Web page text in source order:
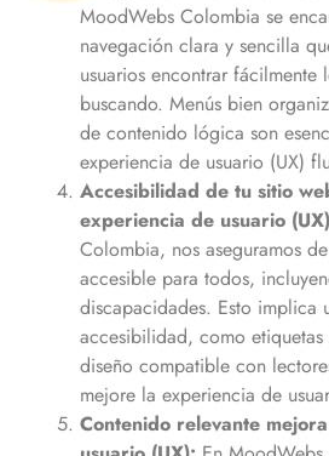
MoodWebs Colombia se
navegación clara y sencilla
usuarios encontrar fácilmente
buscando. Menús bien
de contenido lógica son
experiencia de usuario (UX)
Accesibilidad de tu sitio
experiencia de usuario
Colombia, nos aseguramos
accesible para todos,
discapacidades. Esto implica
accesibilidad, como etiquetas
diseño compatible con
mejore la experiencia de
Contenido relevante